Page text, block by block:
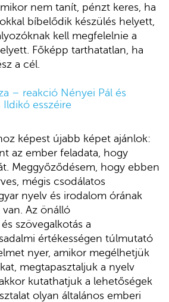
nem tanít, pénzt keres, ha
bíbelődik készülés helyett,
kell megfelelnie a
Főképp tarthatatlan, ha
a cél.
– reakció Nényei Pál és
Ildikó esszéire
képest újabb képet ajánlok:
az ember feladata, hogy
Meggyőződésem, hogy ebben
mégis csodálatos
nyelv és irodalom órának
Az önálló
szövegalkotás a
értékességen túlmutató
nyer, amikor megélhetjük
megtapasztaljuk a nyelv
kutathatjuk a lehetőségek
olyan általános emberi